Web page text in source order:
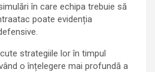
în care echipa trebuie să
poate evidenția
strategiile lor în timpul
o înțelegere mai profundă a